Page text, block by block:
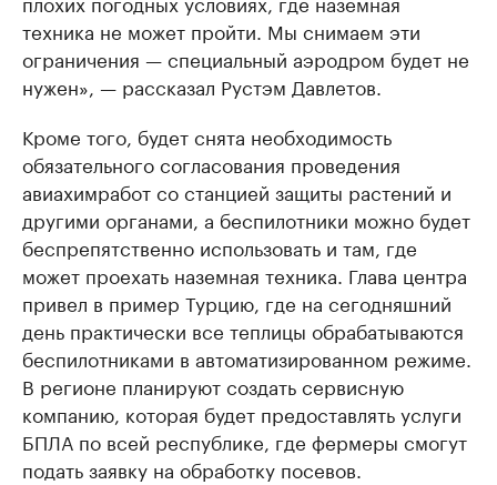
техника не может пройти. Мы снимаем эти
ограничения — специальный аэродром будет не
нужен», — рассказал Рустэм Давлетов.
Кроме того, будет снята необходимость
обязательного согласования проведения
авиахимработ со станцией защиты растений и
другими органами, а беспилотники можно будет
беспрепятственно использовать и там, где
может проехать наземная техника. Глава центра
привел в пример Турцию, где на сегодняшний
день практически все теплицы обрабатываются
беспилотниками в автоматизированном режиме.
В регионе планируют создать сервисную
компанию, которая будет предоставлять услуги
БПЛА по всей республике, где фермеры смогут
подать заявку на обработку посевов.